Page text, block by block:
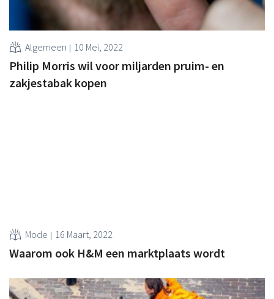
Algemeen 10 Mei, 2022
Philip Morris wil voor miljarden pruim- en
zakjestabak kopen
Mode 16 Maart, 2022
Waarom ook H&M een marktplaats wordt